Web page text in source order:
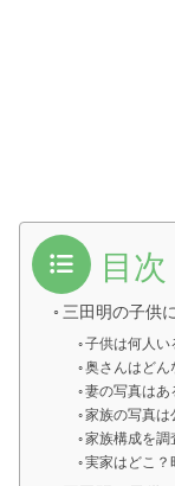
目次
三田明の子供
子供は何人い
奥さんはどん
妻の写真はあ
家族の写真は
家族構成を調
実家はどこ？